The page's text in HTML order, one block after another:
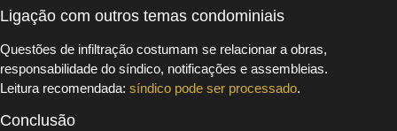
Ligação com outros temas condominiais
Questões de infiltração costumam se relacionar a obras,
responsabilidade do síndico, notificações e assembleias.
Leitura recomendada: síndico pode ser processado.
Conclusão